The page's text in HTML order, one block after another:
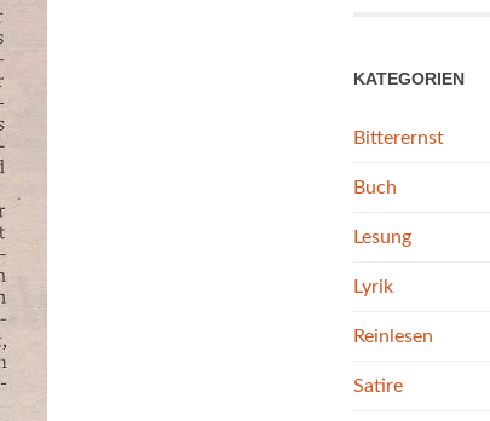
KATEGORIEN
Bitterernst
Buch
Lesung
Lyrik
Reinlesen
Satire